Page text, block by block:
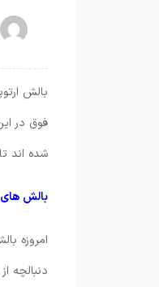
بالش
فوق در
شده اند
بالش
امروزه
دنبالچه